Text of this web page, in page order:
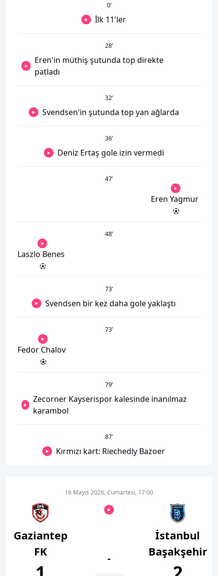
0’
İlk 11'ler
28’
Eren'in müthiş şutunda top direkte
patladı
32’
Svendsen'in şutunda top yan ağlarda
36’
Deniz Ertaş gole izin vermedi
47’
Eren Yagmur
48’
Laszlo Benes
73’
Svendsen bir kez daha gole yaklaştı
73’
Fedor Chalov
79’
Zecorner Kayserispor kalesinde inanılmaz
karambol
87’
Kırmızı kart: Riechedly Bazoer
Gaziantep
FK
16 Mayıs 2026, Cumartesi, 17:00
-
İstanbul
Başakşehir